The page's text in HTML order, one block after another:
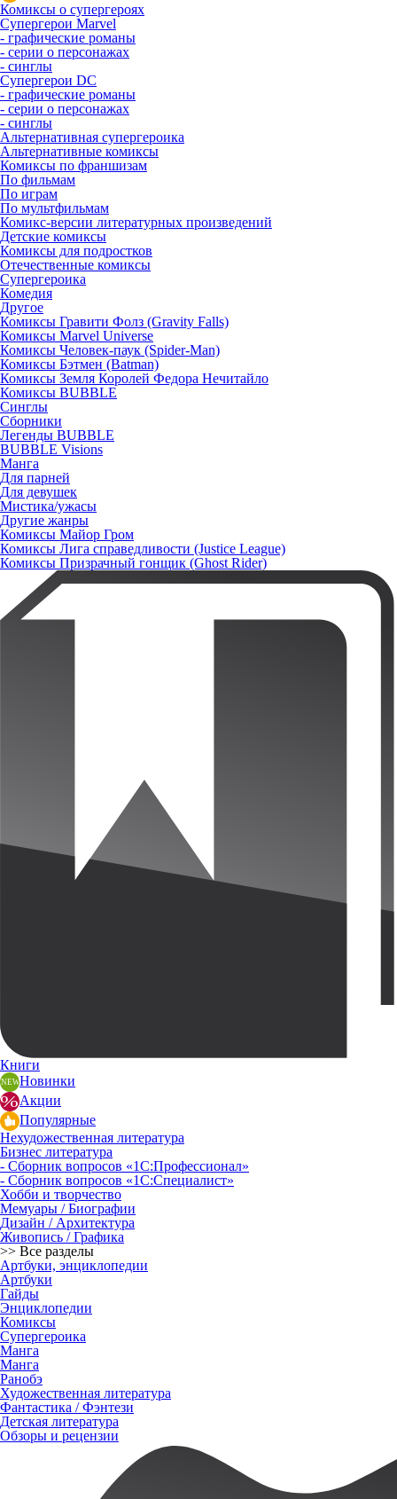
Комиксы о супергероях
Супергерои Marvel
- графические романы
- серии о персонажах
- синглы
Супергерои DC
- графические романы
- серии о персонажах
- синглы
Альтернативная супергероика
Альтернативные комиксы
Комиксы по франшизам
По фильмам
По играм
По мультфильмам
Комикс-версии литературных произведений
Детские комиксы
Комиксы для подростков
Отечественные комиксы
Супергероика
Комедия
Другое
Комиксы Гравити Фолз (Gravity Falls)
Комиксы Marvel Universe
Комиксы Человек-паук (Spider-Man)
Комиксы Бэтмен (Batman)
Комиксы Земля Королей Федора Нечитайло
Комиксы BUBBLE
Синглы
Сборники
Легенды BUBBLE
BUBBLE Visions
Манга
Для парней
Для девушек
Мистика/ужасы
Другие жанры
Комиксы Майор Гром
Комиксы Лига справедливости (Justice League)
Комиксы Призрачный гонщик (Ghost Rider)
Книги
Новинки
Акции
Популярные
Нехудожественная литература
Бизнес литература
- Сборник вопросов «1С:Профессионал»
- Сборник вопросов «1С:Специалист»
Хобби и творчество
Мемуары / Биографии
Дизайн / Архитектура
Живопись / Графика
>> Все разделы
Артбуки, энциклопедии
Артбуки
Гайды
Энциклопедии
Комиксы
Супергероика
Манга
Манга
Ранобэ
Художественная литература
Фантастика / Фэнтези
Детская литература
Обзоры и рецензии